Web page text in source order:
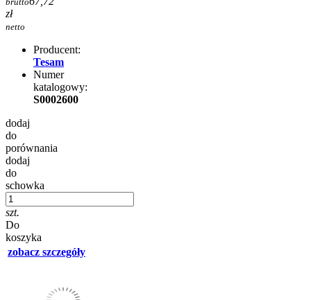
zł
netto
Producent:
Tesam
Numer
katalogowy:
S0002600
dodaj
do
porównania
dodaj
do
schowka
szt.
Do
koszyka
zobacz szczegóły